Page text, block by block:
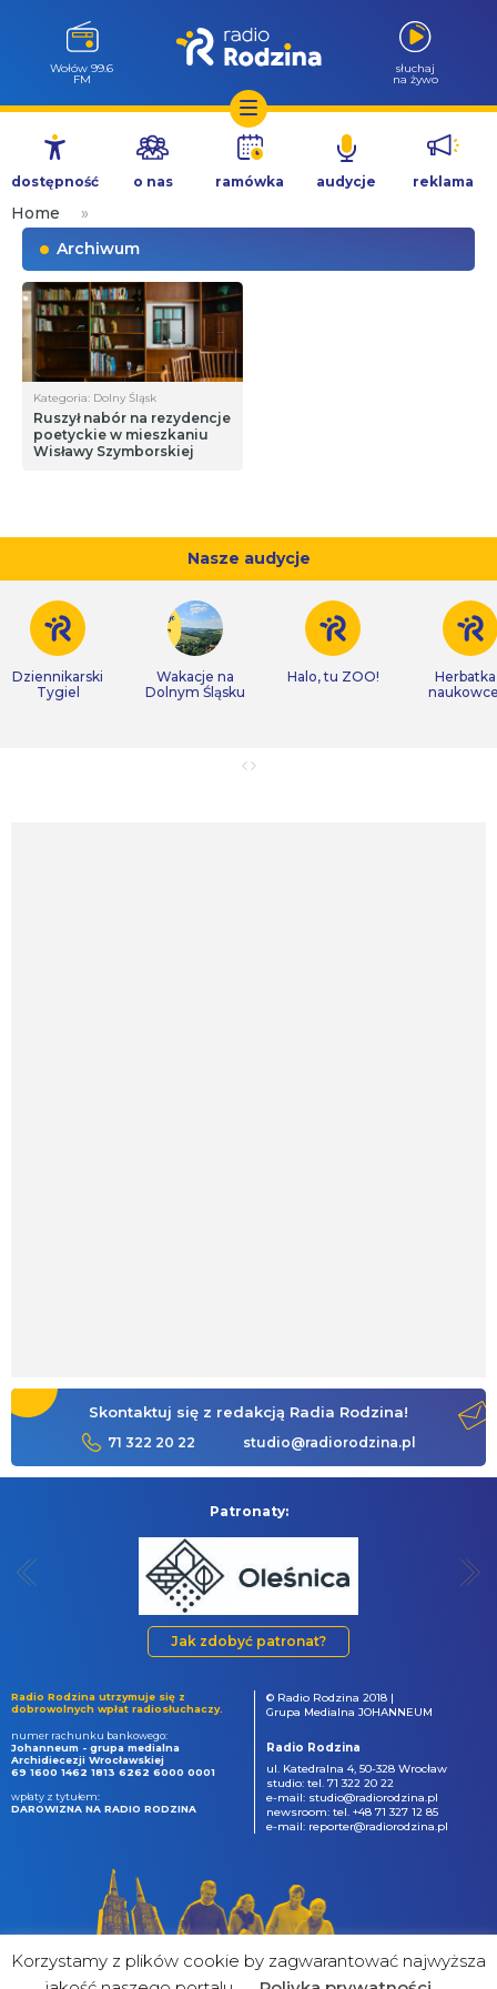
Przejdź
treści
Wołów 99.6
FM
słuchaj
na żywo
dostępność o nas ramówka audycje reklama
Home
»
Archiwum
Kategoria: Dolny Śląsk
Ruszył nabór na rezydencje
poetyckie w mieszkaniu
Wisławy Szymborskiej
Nasze audycje
Dziennikarski
Tygiel
Wakacje na
Dolnym Śląsku
Halo, tu ZOO!
Skontaktuj się z redakcją Radia Rodzina!
71 322 20 22 studio@radiorodzina.pl
Patronaty:
Jak zdobyć patronat?
Radio Rodzina utrzymuje się z
dobrowolnych wpłat radiosłuchaczy.
numer rachunku bankowego:
Johanneum - grupa medialna
Archidiecezji Wrocławskiej
69 1600 1462 1813 6262 6000 0001
wpłaty z tytułem:
DAROWIZNA NA RADIO RODZINA
© Radio Rodzina 2018 |
Grupa Medialna JOHANNEUM
Radio Rodzina
ul. Katedralna 4, 50-328 Wrocław
studio: tel. 71 322 20 22
e-mail: studio@radiorodzina.pl
newsroom: tel. +48 71 327 12 85
e-mail: reporter@radiorodzina.pl
Korzystamy z plików cookie by zagwarantować najwyższa